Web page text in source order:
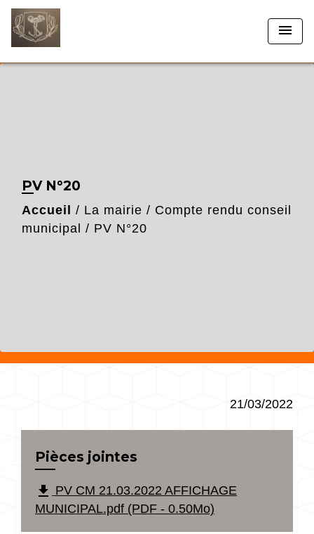
menu
PV N°20
Accueil / La mairie / Compte rendu conseil
municipal / PV N°20
21/03/2022
Pièces jointes
file_download PV CM 21.03.2022 AFFICHAGE
MUNICIPAL.pdf (PDF - 0.50Mo)